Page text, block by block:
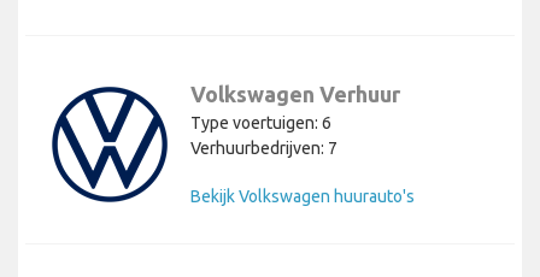
Volkswagen Verhuur
Type voertuigen: 6
Verhuurbedrijven: 7
Bekijk Volkswagen huurauto's